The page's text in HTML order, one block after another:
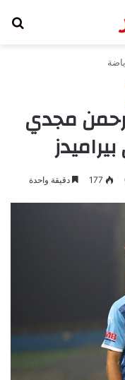
مجدي
177 دقيقة واحدة